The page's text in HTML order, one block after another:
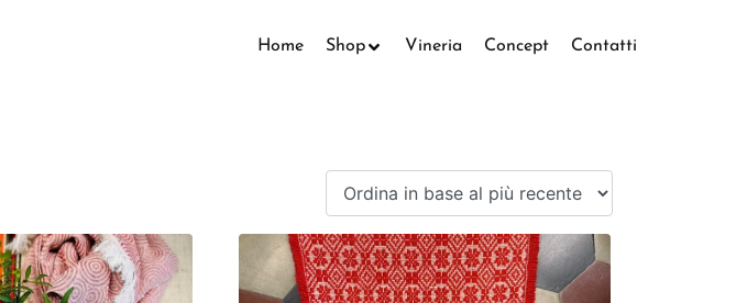
Home Shop Vineria Concept Contatti